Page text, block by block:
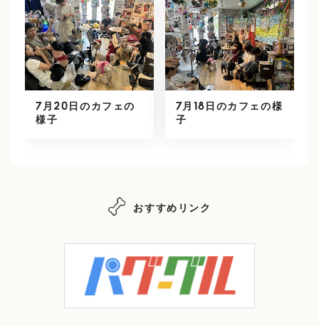
7月20日のカフェの
様子
7月18日のカフェの様
子
おすすめリンク